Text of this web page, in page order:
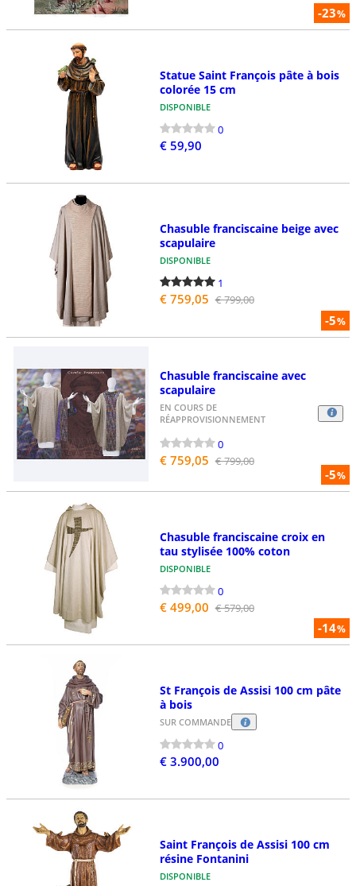
-23%
Statue Saint François pâte à bois
colorée 15 cm
DISPONIBLE
0
€ 59,90
-5%
Chasuble franciscaine beige avec
scapulaire
DISPONIBLE
1
€ 759,05 € 799,00
-5%
Chasuble franciscaine avec
scapulaire
EN COURS DE
RÉAPPROVISIONNEMENT
0
€ 759,05 € 799,00
-14%
Chasuble franciscaine croix en
tau stylisée 100% coton
DISPONIBLE
0
€ 499,00 € 579,00
St François de Assisi 100 cm pâte
à bois
SUR COMMANDE
0
€ 3.900,00
Saint François de Assisi 100 cm
résine Fontanini
DISPONIBLE